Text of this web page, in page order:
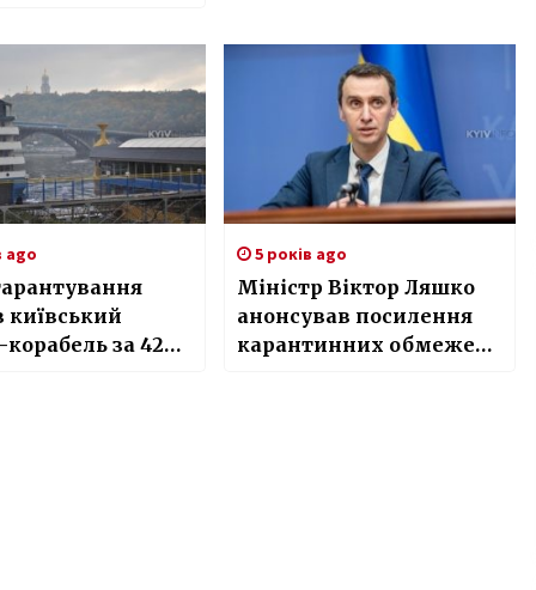
ago
київський
корабель за 42
5 років ago
Міністр Віктор Ляшко
анонсував посилення
карантинних обмежень